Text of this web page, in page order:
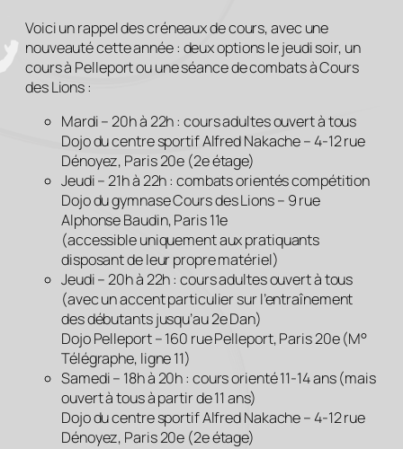
Voici un rappel des créneaux de cours, avec une
nouveauté cette année : deux options le jeudi soir, un
cours à Pelleport ou une séance de combats à Cours
des Lions :
Mardi – 20h à 22h : cours adultes ouvert à tous
Dojo du centre sportif Alfred Nakache – 4-12 rue
Dénoyez, Paris 20e (2e étage)
Jeudi – 21h à 22h : combats orientés compétition
Dojo du gymnase Cours des Lions – 9 rue
Alphonse Baudin, Paris 11e
(accessible uniquement aux pratiquants
disposant de leur propre matériel)
Jeudi – 20h à 22h : cours adultes ouvert à tous
(avec un accent particulier sur l’entraînement
des débutants jusqu’au 2e Dan)
Dojo Pelleport – 160 rue Pelleport, Paris 20e (M°
Télégraphe, ligne 11)
Samedi – 18h à 20h : cours orienté 11-14 ans (mais
ouvert à tous à partir de 11 ans)
Dojo du centre sportif Alfred Nakache – 4-12 rue
Dénoyez, Paris 20e (2e étage)